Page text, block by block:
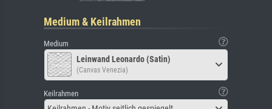
Medium & Keilrahmen
Medium
Leinwand Leonardo (Satin)
(Canvas Venezia)
Keilrahmen